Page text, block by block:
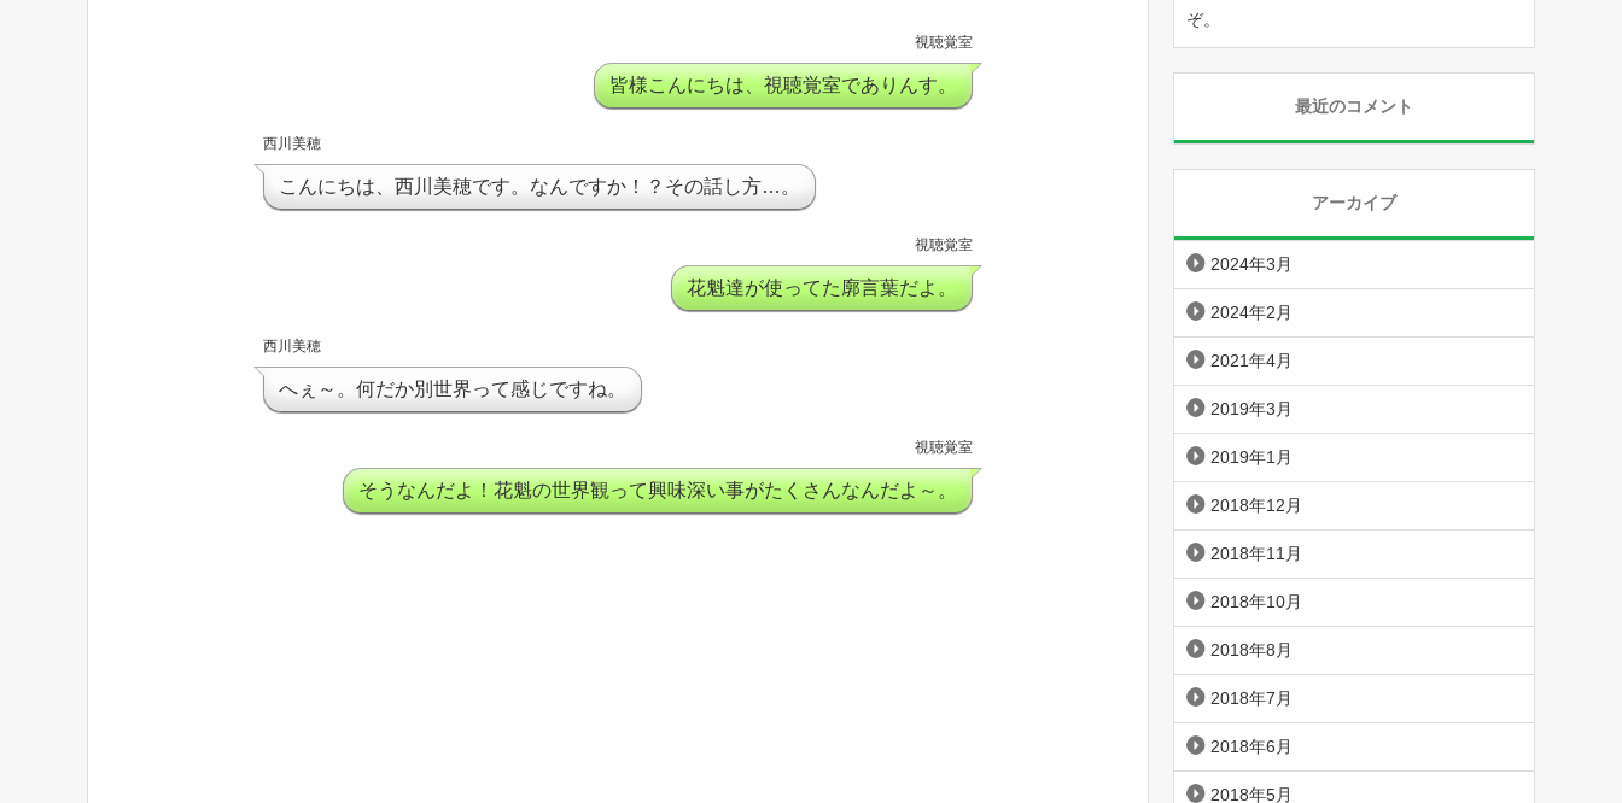
視聴覚室
皆様こんにちは、視聴覚室でありんす。
西川美穂
こんにちは、西川美穂です。なんですか！？その話し方…。
視聴覚室
花魁達が使ってた廓言葉だよ。
西川美穂
へぇ～。何だか別世界って感じですね。
視聴覚室
そうなんだよ！花魁の世界観って興味深い事がたくさんなんだよ～。
ぞ。
最近のコメント
アーカイブ
2024年3月
2024年2月
2021年4月
2019年3月
2019年1月
2018年12月
2018年11月
2018年10月
2018年8月
2018年7月
2018年6月
2018年5月